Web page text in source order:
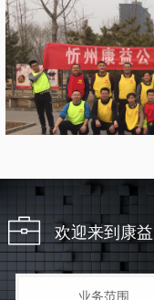
欢迎来到康
业务范围